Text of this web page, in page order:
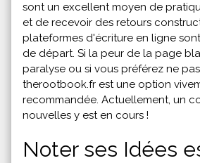
sont un excellent moyen de
et de recevoir des retours
plateformes d'écriture en ligne
de départ. Si la peur de la page
paralyse ou si vous préférez ne
therootbook.fr est une option
recommandée. Actuellement, un
nouvelles y est en cours !
Noter ses Idées